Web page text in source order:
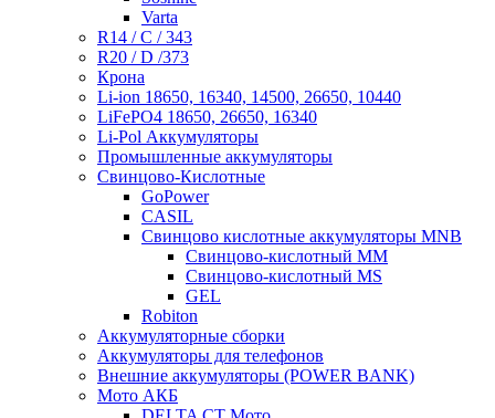
Varta
R14 / C / 343
R20 / D /373
Крона
Li-ion 18650, 16340, 14500, 26650, 10440
LiFePO4 18650, 26650, 16340
Li-Pol Аккумуляторы
Промышленные аккумуляторы
Свинцово-Кислотные
GoPower
CASIL
Свинцово кислотные аккумуляторы MNB
Cвинцово-кислотный MM
Cвинцово-кислотный MS
GEL
Robiton
Аккумуляторные сборки
Аккумуляторы для телефонов
Внешние аккумуляторы (POWER BANK)
Мото АКБ